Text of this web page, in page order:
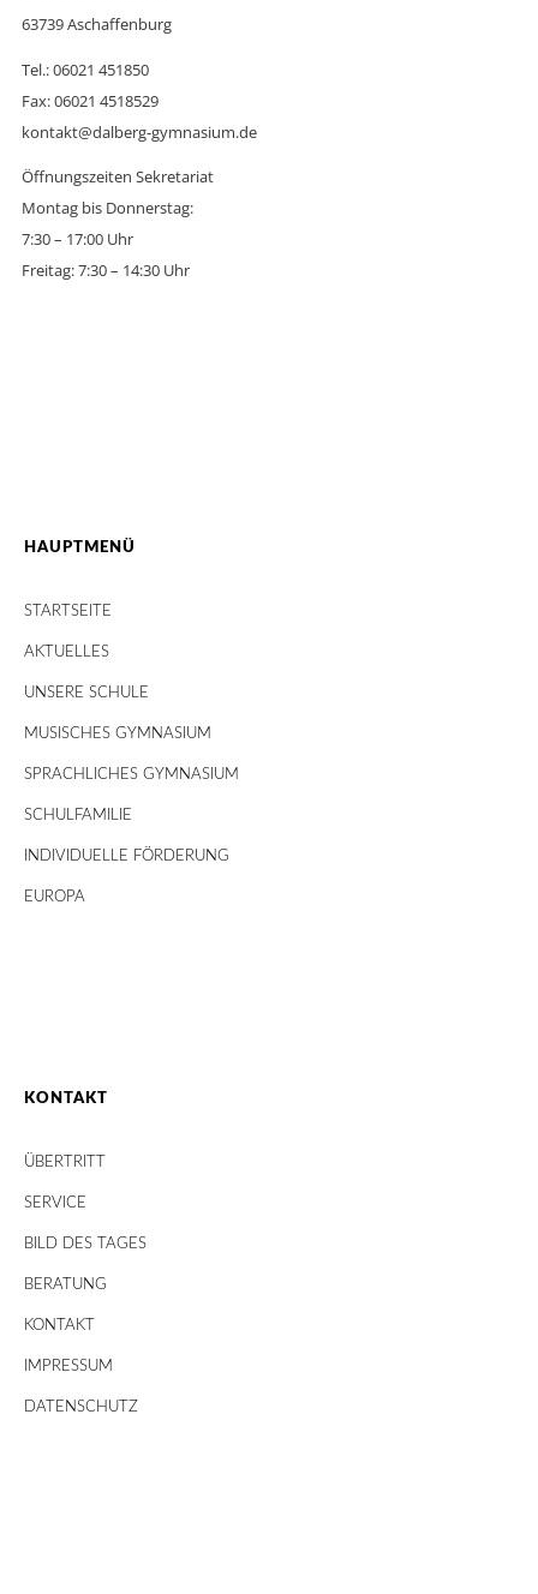
63739 Aschaffenburg
Tel.: 06021 451850
Fax: 06021 4518529
kontakt@dalberg-gymnasium.de
Öffnungszeiten Sekretariat
Montag bis Donnerstag:
7:30 – 17:00 Uhr
Freitag: 7:30 – 14:30 Uhr
HAUPTMENÜ
STARTSEITE
AKTUELLES
UNSERE SCHULE
MUSISCHES GYMNASIUM
SPRACHLICHES GYMNASIUM
SCHULFAMILIE
INDIVIDUELLE FÖRDERUNG
EUROPA
KONTAKT
ÜBERTRITT
SERVICE
BILD DES TAGES
BERATUNG
KONTAKT
IMPRESSUM
DATENSCHUTZ